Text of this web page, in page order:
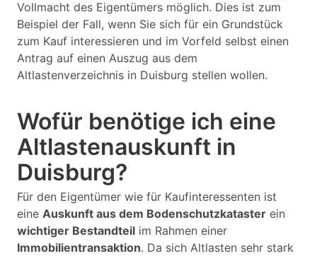
Vollmacht des Eigentümers möglich. Dies ist zum
Beispiel der Fall, wenn Sie sich für ein Grundstück
zum Kauf interessieren und im Vorfeld selbst einen
Antrag auf einen Auszug aus dem
Altlastenverzeichnis in Duisburg stellen wollen.
Wofür benötige ich eine
Altlastenauskunft in
Duisburg?
Für den Eigentümer wie für Kaufinteressenten ist
eine Auskunft aus dem Bodenschutzkataster ein
wichtiger Bestandteil im Rahmen einer
Immobilientransaktion. Da sich Altlasten sehr stark